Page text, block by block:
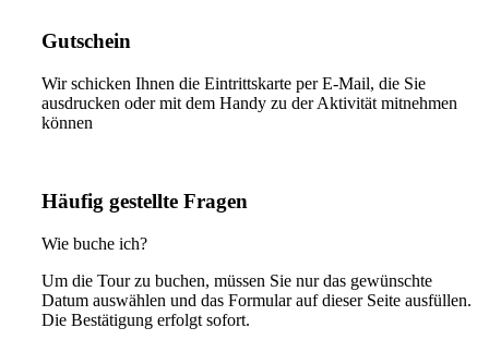
Gutschein
Wir schicken Ihnen die Eintrittskarte per E-Mail, die Sie
ausdrucken oder mit dem Handy zu der Aktivität mitnehmen
können
Häufig gestellte Fragen
Wie buche ich?
Um die Tour zu buchen, müssen Sie nur das gewünschte
Datum auswählen und das Formular auf dieser Seite ausfüllen.
Die Bestätigung erfolgt sofort.